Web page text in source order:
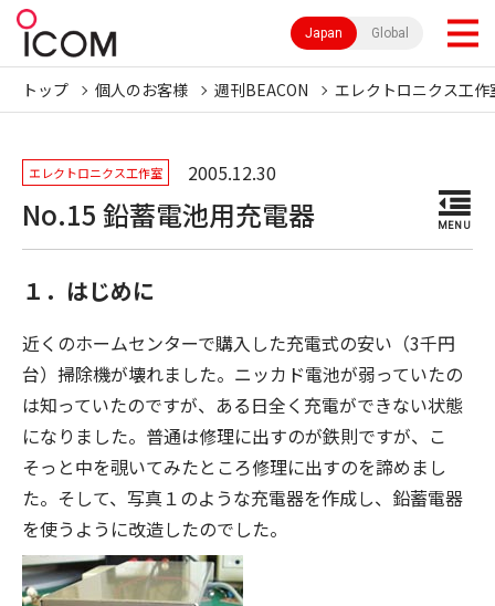
Japan Global
トップ 個人のお客様 週刊BEACON エレクトロニクス工作
エレクトロニクス工作室 2005.12.30
No.15 鉛蓄電池用充電器 MENU
１．はじめに
近くのホームセンターで購入した充電式の安い（3千円
台）掃除機が壊れました。ニッカド電池が弱っていたの
は知っていたのですが、ある日全く充電ができない状態
になりました。普通は修理に出すのが鉄則ですが、こ
そっと中を覗いてみたところ修理に出すのを諦めまし
た。そして、写真１のような充電器を作成し、鉛蓄電器
を使うように改造したのでした。